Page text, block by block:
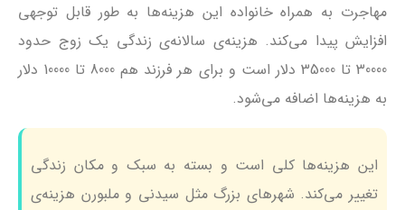
مهاجرت به همراه خانواده این هزینه‌ها به طور قابل توجهی
افزایش پیدا می‌کند. هزینه‌ی سالانه‌ی زندگی یک زوج حدود
30000 تا 35000 دلار است و برای هر فرزند هم 8000 تا 10000 دلار
به هزینه‌ها اضافه می‌شود.
این هزینه‌ها کلی است و بسته به سبک و مکان زندگی
تغییر می‌کند. شهرهای بزرگ مثل سیدنی و ملبورن هزینه‌ی